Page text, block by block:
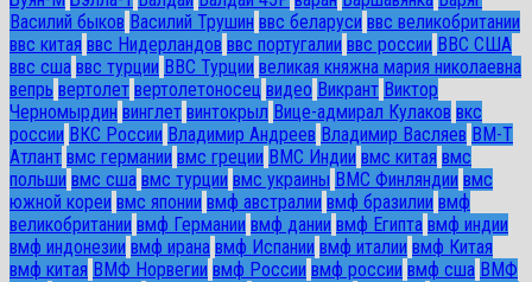
Василий быков Василий Трушин ввс беларуси ввс великобритании
ввс китая ввс Нидерландов ввс португалии ввс россии ВВС США
ввс сша ввс турции ВВС Турции великая княжна мария николаевна
вепрь вертолет вертолетоносец видео Викрант Виктор
Черномырдин винглет винтокрыл Вице-адмирал Кулаков вкс
россии ВКС России Владимир Андреев Владимир Васляев ВМ-Т
Атлант вмс германии вмс греции ВМС Индии вмс китая вмс
польши вмс сша вмс турции вмс украины ВМС Финляндии вмс
южной кореи вмс японии вмф австралии вмф бразилии вмф
великобритании вмф Германии вмф дании вмф Египта вмф индии
вмф индонезии вмф ирана вмф Испании вмф италии вмф Китая
вмф китая ВМФ Норвегии вмф России вмф россии вмф сша ВМФ